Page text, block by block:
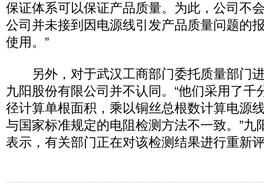
保证体系可以保证产品质量。为此，公司不
公司并未接到因电源线引发产品质量问题的
使用。”
另外，对于武汉工商部门委托质量部门
九阳股份有限公司并不认同。“他们采用了千
径计算单根面积，乘以铜丝总根数计算电源
与国家标准规定的电阻检测方法不一致。”九
表示，有关部门正在对该检测结果进行重新